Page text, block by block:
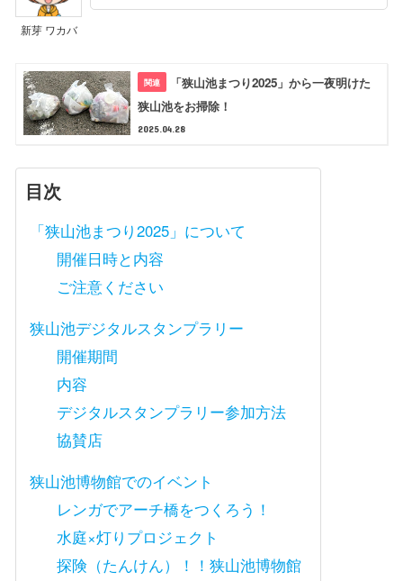
新芽 ワカバ
「狭山池まつり2025」から一夜明けた
狭山池をお掃除！
2025.04.28
目次
「狭山池まつり2025」について
開催日時と内容
ご注意ください
狭山池デジタルスタンプラリー
開催期間
内容
デジタルスタンプラリー参加方法
協賛店
狭山池博物館でのイベント
レンガでアーチ橋をつくろう！
水庭×灯りプロジェクト
探険（たんけん）！！狭山池博物館